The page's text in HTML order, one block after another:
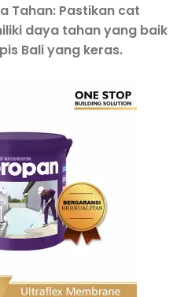
Tahan: Pastikan cat
daya tahan yang baik
Bali yang keras.